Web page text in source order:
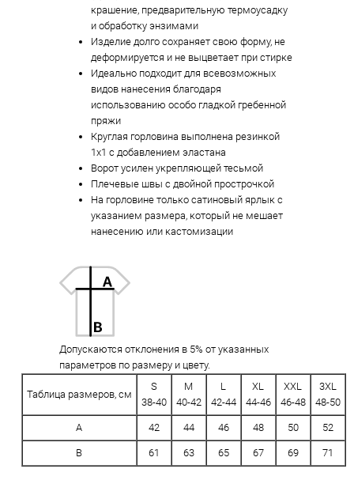
крашение, предварительную термоусадку
и обработку энзимами
Изделие долго сохраняет свою форму, не
деформируется и не выцветает при стирке
Идеально подходит для всевозможных
видов нанесения благодаря
использованию особо гладкой гребенной
пряжи
Круглая горловина выполнена резинкой
1x1 с добавлением эластана
Ворот усилен укрепляющей тесьмой
Плечевые швы с двойной прострочкой
На горловине только сатиновый ярлык с
указанием размера, который не мешает
нанесению или кастомизации
Допускаются отклонения в 5% от указанных
параметров по размеру и цвету.
Таблица размеров, см
S
38-40
M
40-42
L
42-44
XL
44-46
XXL
46-48
3XL
48-50
A 42 44 46 48 50 52
B 61 63 65 67 69 71